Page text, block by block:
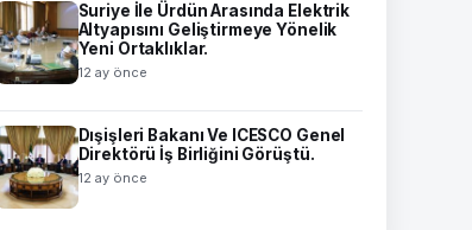
Suriye İle Ürdün Arasında Elektrik
Altyapısını Geliştirmeye Yönelik
Yeni Ortaklıklar.
12 ay önce
Dışişleri Bakanı Ve ICESCO Genel
Direktörü İş Birliğini Görüştü.
12 ay önce